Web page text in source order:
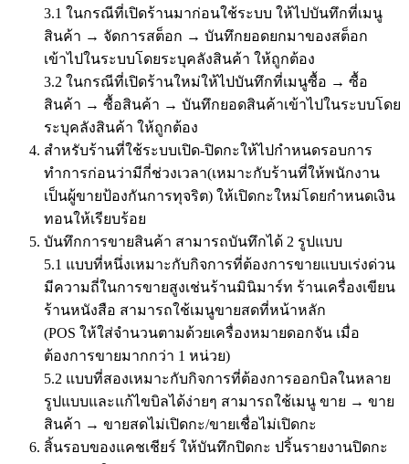
3.1 ในกรณีที่เปิดร้านมาก่อนใช้ระบบ ให้ไปบันทึกที่เมนู
สินค้า → จัดการสต็อก → บันทึกยอดยกมาของสต็อก
เข้าไปในระบบโดยระบุคลังสินค้า ให้ถูกต้อง
3.2 ในกรณีที่เปิดร้านใหม่ให้ไปบันทึกที่เมนูซื้อ → ซื้อ
สินค้า → ซื้อสินค้า → บันทึกยอดสินค้าเข้าไปในระบบโดย
ระบุคลังสินค้า ให้ถูกต้อง
สำหรับร้านที่ใช้ระบบเปิด-ปิดกะให้ไปกำหนดรอบการ
ทำการก่อนว่ามีกี่ช่วงเวลา(เหมาะกับร้านที่ให้พนักงาน
เป็นผู้ขายป้องกันการทุจริต) ให้เปิดกะใหม่โดยกำหนดเงิน
ทอนให้เรียบร้อย
บันทึกการขายสินค้า สามารถบันทึกได้ 2 รูปแบบ
5.1 แบบที่หนึ่งเหมาะกับกิจการที่ต้องการขายแบบเร่งด่วน
มีความถี่ในการขายสูงเช่นร้านมินิมาร์ท ร้านเครื่องเขียน
ร้านหนังสือ สามารถใช้เมนูขายสดที่หน้าหลัก
(POS ให้ใส่จำนวนตามด้วยเครื่องหมายดอกจัน เมื่อ
ต้องการขายมากกว่า 1 หน่วย)
5.2 แบบที่สองเหมาะกับกิจการที่ต้องการออกบิลในหลาย
รูปแบบและแก้ไขบิลได้ง่ายๆ สามารถใช้เมนู ขาย → ขาย
สินค้า → ขายสดไม่เปิดกะ/ขายเชื่อไม่เปิดกะ
สิ้นรอบของแคชเชียร์ ให้บันทึกปิดกะ ปริ้นรายงานปิดกะ